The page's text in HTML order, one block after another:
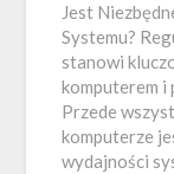
Jest
Systemu?
stanowi
komputerem
Przede
komputerze
wydajności